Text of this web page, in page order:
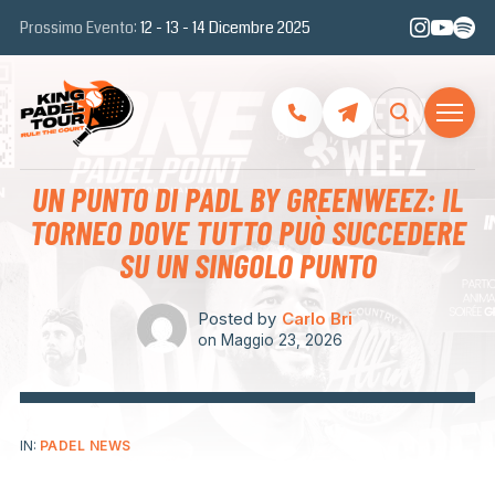
Prossimo Evento: 12 - 13 - 14 Dicembre 2025
UN PUNTO DI PADL BY GREENWEEZ: IL
TORNEO DOVE TUTTO PUÒ SUCCEDERE
SU UN SINGOLO PUNTO
Posted by Carlo Bri
on Maggio 23, 2026
IN: PADEL NEWS